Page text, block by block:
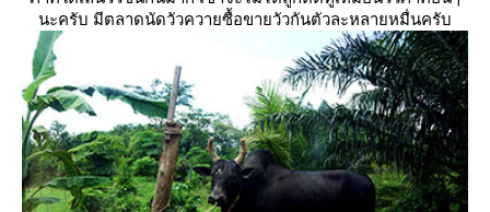
นะครับ มีตลาดนัดวัวควายซื้อขายวัวกันตัวละหลายหมื่นครับ